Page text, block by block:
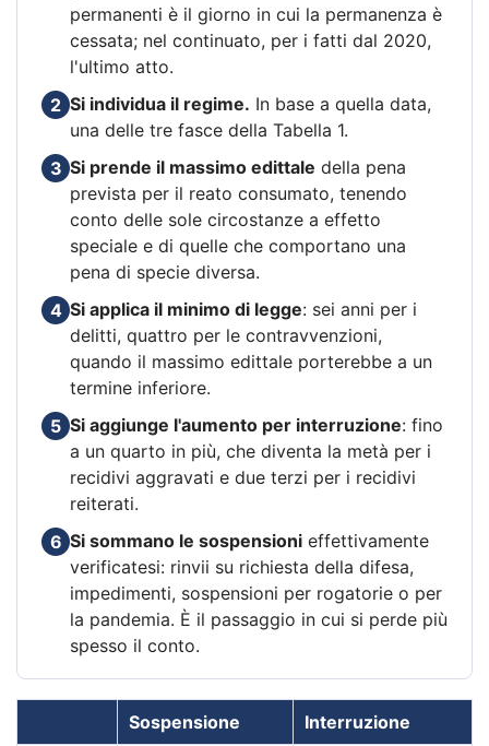
permanenti è il giorno in cui la permanenza è
cessata; nel continuato, per i fatti dal 2020,
l'ultimo atto.
2 Si individua il regime. In base a quella data,
una delle tre fasce della Tabella 1.
3 Si prende il massimo edittale della pena
prevista per il reato consumato, tenendo
conto delle sole circostanze a effetto
speciale e di quelle che comportano una
pena di specie diversa.
4 Si applica il minimo di legge: sei anni per i
delitti, quattro per le contravvenzioni,
quando il massimo edittale porterebbe a un
termine inferiore.
5 Si aggiunge l'aumento per interruzione: fino
a un quarto in più, che diventa la metà per i
recidivi aggravati e due terzi per i recidivi
reiterati.
6 Si sommano le sospensioni effettivamente
verificatesi: rinvii su richiesta della difesa,
impedimenti, sospensioni per rogatorie o per
la pandemia. È il passaggio in cui si perde più
spesso il conto.
Sospensione Interruzione